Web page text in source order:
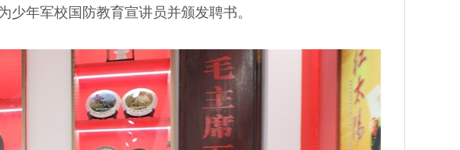
年军校国防教育宣讲员并颁发聘书。